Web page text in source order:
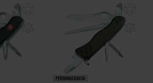
PERSONALIZACJA